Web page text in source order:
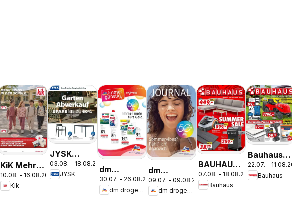
KiK Mehr
Spaß in der
Schule
10.08. - 16.08.2026
Kik
JYSK
Garten
Abverkauf
03.08. - 18.08.2026
JYSK
dm
drogerie
markt
30.07. - 26.08.2026
dm drogerie markt
dm
drogerie
markt
09.07. - 09.08.2026
dm drogerie markt
BAUHAUS:
Flugblatt
07.08. - 18.08.2026
Bauhaus
Bauhaus
Pasching,
Wels,
22.07. -
Bauhaus